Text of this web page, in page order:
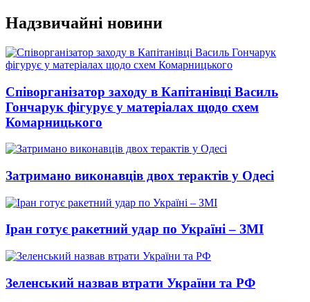
Перейти
до
вмісту
Надзвичайні новини
Співорганізатор заходу в Капітанівці Василь
Гончарук фігурує у матеріалах щодо схем
Комарницького
Затримано виконавців двох терактів у Одесі
Іран готує ракетний удар по Україні – ЗМІ
Зеленський назвав втрати України та РФ